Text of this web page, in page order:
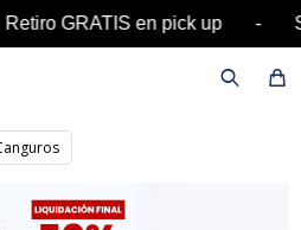
GRATIS en pick up